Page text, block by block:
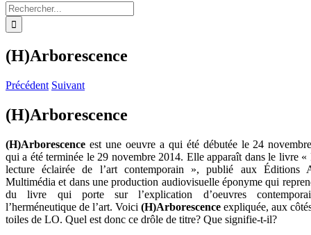
Rechercher:
(H)Arborescence
Précédent Suivant
(H)Arborescence
(H)Arborescence est une oeuvre a qui été débutée le 24
qui a été terminée le 29 novembre 2014. Elle apparaît dans le livre «
lecture éclairée de l’art contemporain », publié aux Éditions
Multimédia et dans une production audiovisuelle éponyme qui
du livre qui porte sur l’explication d’oeuvres
l’herméneutique de l’art. Voici(H)Arborescence expliquée, aux
toiles de LO. Quel est donc ce drôle de titre? Que signifie-t-il?